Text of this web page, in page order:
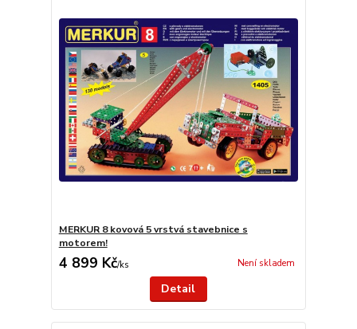
MERKUR 8 kovová 5 vrstvá stavebnice s
motorem!
4 899 Kč/ks Není skladem
Detail